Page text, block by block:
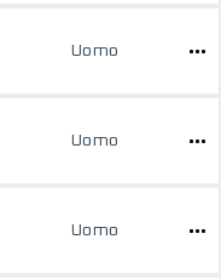
Uomo
Uomo
Uomo